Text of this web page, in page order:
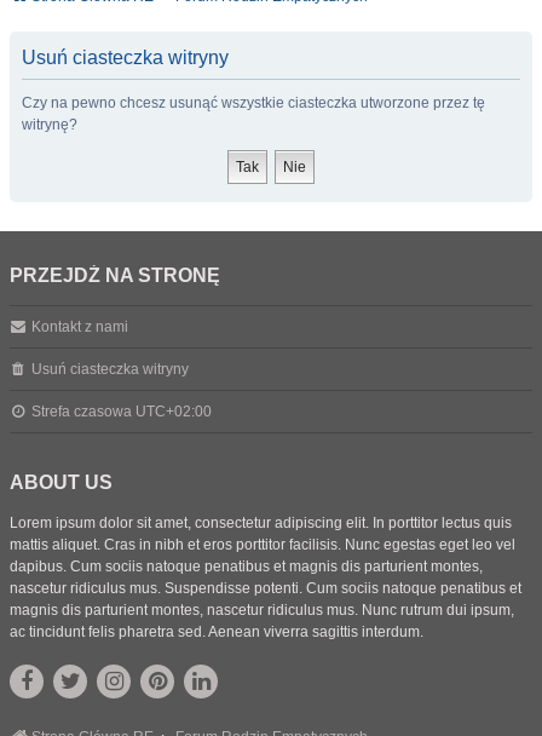
Usuń ciasteczka witryny
Czy na pewno chcesz usunąć wszystkie ciasteczka utworzone przez tę
witrynę?
PRZEJDŹ NA STRONĘ
Kontakt z nami
Usuń ciasteczka witryny
Strefa czasowa UTC+02:00
ABOUT US
Lorem ipsum dolor sit amet, consectetur adipiscing elit. In porttitor lectus quis
mattis aliquet. Cras in nibh et eros porttitor facilisis. Nunc egestas eget leo vel
dapibus. Cum sociis natoque penatibus et magnis dis parturient montes,
nascetur ridiculus mus. Suspendisse potenti. Cum sociis natoque penatibus et
magnis dis parturient montes, nascetur ridiculus mus. Nunc rutrum dui ipsum,
ac tincidunt felis pharetra sed. Aenean viverra sagittis interdum.